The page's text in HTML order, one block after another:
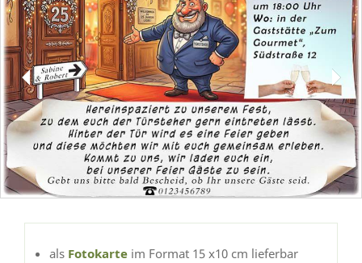
als Fotokarte im Format 15 x10 cm lieferbar